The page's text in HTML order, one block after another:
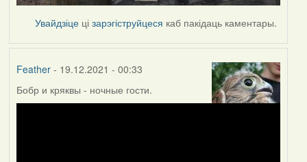
Увайдзіце цізарэгіструйцеся каб пакідаць каментары.
Feather- 19.12.2021 - 00:33
Бобр и кряквы - ночные гости.